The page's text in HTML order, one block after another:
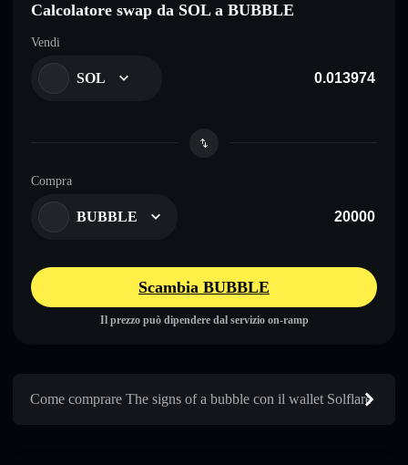
Calcolatore swap da SOL a BUBBLE
Vendi
SOL
Compra
BUBBLE
Scambia BUBBLE
Il prezzo può dipendere dal servizio on-ramp
Come comprare The signs of a bubble con il wallet Solflare